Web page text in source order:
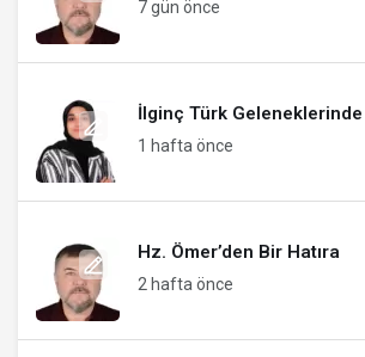
7 gün önce
İlginç Türk
1 hafta önce
Hz. Ömer’den Bir Hatıra
2 hafta önce